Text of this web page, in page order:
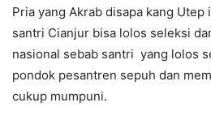
Pria yang Akrab disapa kang
santri Cianjur bisa lolos seleksi
nasional sebab santri yang lolos
pondok pesantren sepuh dan
cukup mumpuni.